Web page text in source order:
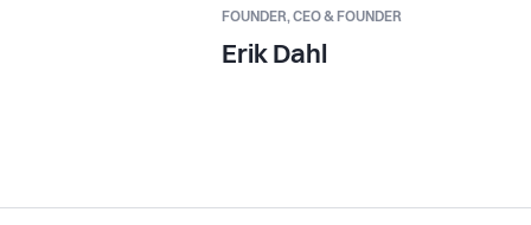
FOUNDER,CEO & FOUNDER
Erik Dahl